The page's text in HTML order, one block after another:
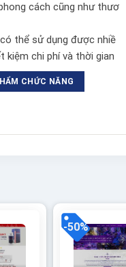
cách cũng như thươ
thể sử dụng được nhiề
kiệm chi phí và thời gian
CHỨC NĂNG
-50%